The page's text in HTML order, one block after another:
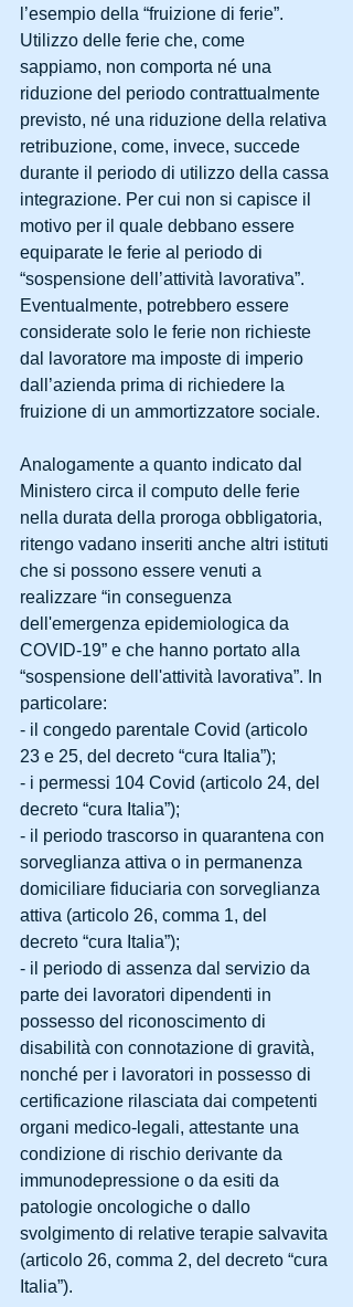
l’esempio della “fruizione di ferie”.
Utilizzo delle ferie che, come
sappiamo, non comporta né una
riduzione del periodo contrattualmente
previsto, né una riduzione della relativa
retribuzione, come, invece, succede
durante il periodo di utilizzo della cassa
integrazione. Per cui non si capisce il
motivo per il quale debbano essere
equiparate le ferie al periodo di
“sospensione dell’attività lavorativa”.
Eventualmente, potrebbero essere
considerate solo le ferie non richieste
dal lavoratore ma imposte di imperio
dall’azienda prima di richiedere la
fruizione di un ammortizzatore sociale.
Analogamente a quanto indicato dal
Ministero circa il computo delle ferie
nella durata della proroga obbligatoria,
ritengo vadano inseriti anche altri istituti
che si possono essere venuti a
realizzare “in conseguenza
dell'emergenza epidemiologica da
COVID-19” e che hanno portato alla
“sospensione dell'attività lavorativa”. In
particolare:
- il congedo parentale Covid (articolo
23 e 25, del decreto “cura Italia”);
- i permessi 104 Covid (articolo 24, del
decreto “cura Italia”);
- il periodo trascorso in quarantena con
sorveglianza attiva o in permanenza
domiciliare fiduciaria con sorveglianza
attiva (articolo 26, comma 1, del
decreto “cura Italia”);
- il periodo di assenza dal servizio da
parte dei lavoratori dipendenti in
possesso del riconoscimento di
disabilità con connotazione di gravità,
nonché per i lavoratori in possesso di
certificazione rilasciata dai competenti
organi medico-legali, attestante una
condizione di rischio derivante da
immunodepressione o da esiti da
patologie oncologiche o dallo
svolgimento di relative terapie salvavita
(articolo 26, comma 2, del decreto “cura
Italia”).